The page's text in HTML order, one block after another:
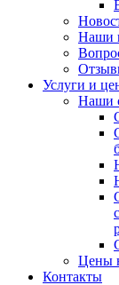
Наши
Услуги и
Наши
Цены
Контакты